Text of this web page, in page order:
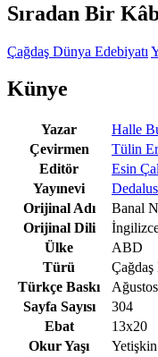
Sıradan Bir
Çağdaş Dünya Edebiyatı
Künye
Yazar
Halle
Çevirmen
Tülin Er
Editör
Esin
Yayınevi
Dedalus
Orijinal Adı
Banal
Orijinal Dili
Ülke
ABD
Türü
Çağdaş
Türkçe Baskı
Sayfa Sayısı
304
Ebat
13x20
Okur Yaşı
Yetişkin